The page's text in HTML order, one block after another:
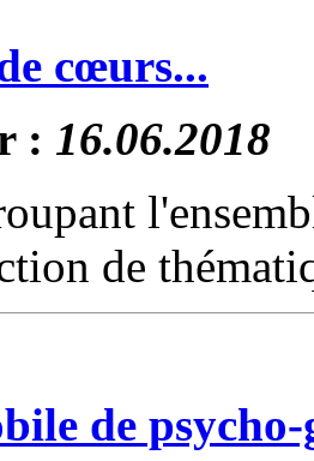
cœurs...
: 16.06.2018
de
de